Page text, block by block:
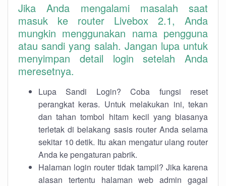
Jika Anda mengalami masalah saat
masuk ke router Livebox 2.1, Anda
mungkin menggunakan nama pengguna
atau sandi yang salah. Jangan lupa untuk
menyimpan detail login setelah Anda
meresetnya.
Lupa Sandi Login? Coba fungsi reset
perangkat keras. Untuk melakukan ini, tekan
dan tahan tombol hitam kecil yang biasanya
terletak di belakang sasis router Anda selama
sekitar 10 detik. Itu akan mengatur ulang router
Anda ke pengaturan pabrik.
Halaman login router tidak tampil? Jika karena
alasan tertentu halaman web admin gagal